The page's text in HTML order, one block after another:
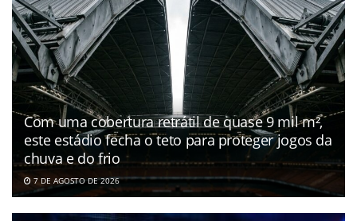
Com uma cobertura retrátil de quase 9 mil m²,
este estádio fecha o teto para proteger jogos da
chuva e do frio
7 DE AGOSTO DE 2026